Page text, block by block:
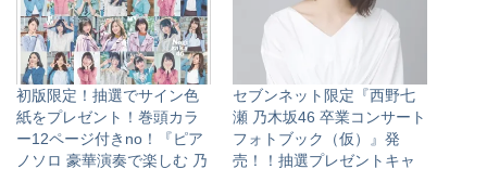
初版限定！抽選でサイン色
紙をプレゼント！巻頭カラ
ー12ページ付きno！『ピア
ノソロ 豪華演奏で楽しむ 乃
セブンネット限定『西野七
瀬 乃木坂46 卒業コンサート
フォトブック（仮）』発
売！！抽選プレゼントキャ